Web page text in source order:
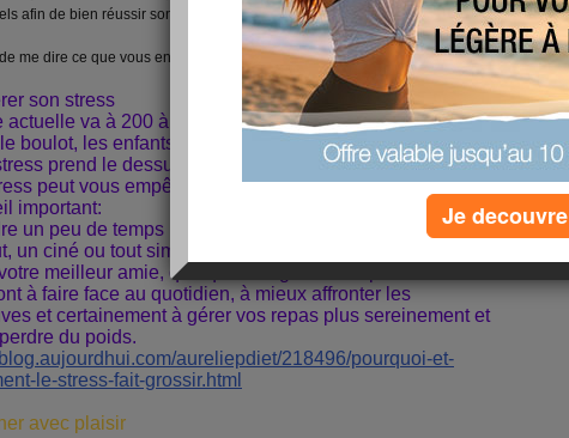
afin de bien réussir son régime.
me dire ce que vous en pensez.
son stress
actuelle va à 200 à l'heure pour la majorité d'entre nous;
boulot, les enfants, la maison, on a du mal à tout gérer
prend le dessus.
peut vous empêcher de perdre du poids alors un
important:
un peu de temps pour soi : un coiffeur, un soin en
un ciné ou tout simplement, une ballade en solo ou
meilleur amie, quelques longueurs de piscine vous
à faire face au quotidien, à mieux affronter les
et certainement à gérer vos repas plus sereinement et
du poids.
aureliepdiet/218496/pourquoi-et-
le-stress-fait-grossir.html
avec plaisir
Je decouvre